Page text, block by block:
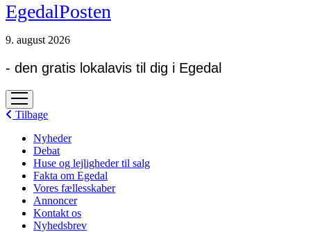
EgedalPosten
9. august 2026
- den gratis lokalavis til dig i Egedal
open
menu
Tilbage
Nyheder
Debat
Huse og lejligheder til salg
Fakta om Egedal
Vores fællesskaber
Annoncer
Kontakt os
Nyhedsbrev